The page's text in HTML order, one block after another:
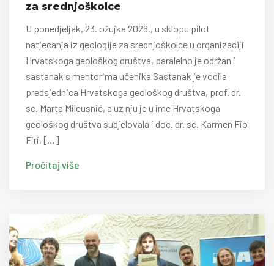
za srednjoškolce
U ponedjeljak, 23. ožujka 2026., u sklopu pilot
natjecanja iz geologije za srednjoškolce u organizaciji
Hrvatskoga geološkog društva, paralelno je održan i
sastanak s mentorima učenika Sastanak je vodila
predsjednica Hrvatskoga geološkog društva, prof. dr.
sc. Marta Mileusnić, a uz nju je u ime Hrvatskoga
geološkog društva sudjelovala i doc. dr. sc. Karmen Fio
Firi, […]
Pročitaj više